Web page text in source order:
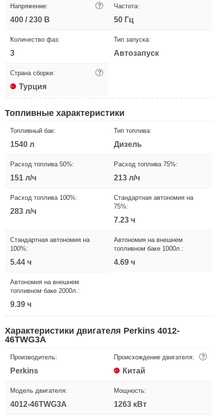
Напряжение: ?
400 / 230 В
Частота:
50 Гц
Количество фаз:
3
Тип запуска:
Автозапуск
Страна сборки: ?
Турция
Топливные характеристики
Топливный бак:
1540 л
Тип топлива:
Дизель
Расход топлива 50%:
151 л/ч
Расход топлива 75%:
213 л/ч
Расход топлива 100%:
283 л/ч
Стандартная автономия на
75%:
7.23 ч
Стандартная автономия на
100%:
5.44 ч
Автономия на внешнем
топливном баке 1000л.:
4.69 ч
Автономия на внешнем
топливном баке 2000л.:
9.39 ч
Характеристики двигателя Perkins 4012-
46TWG3A
Производитель:
Perkins
Происхождение двигателя: ?
Китай
Модель двигателя:
4012-46TWG3A
Мощность:
1263 кВт